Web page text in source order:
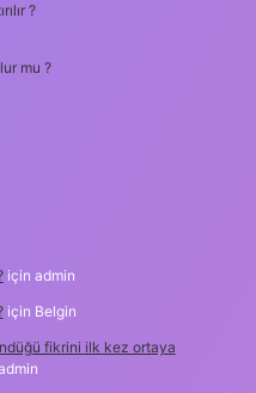
?
mu ?
için admin
için Belgin
fikrini ilk kez ortaya